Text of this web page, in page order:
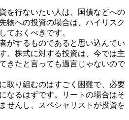
を行ないたい人は、国債などへの
物への投資の場合は、ハイリスク
ておくべきです。
がするものであると思い込んでい
。株式に対する投資は、今では主
きたと言っても過言じゃないので
取り組むのはすごく困難で、必要
なるはずです。リートの場合はそ
せんし、スペシャリストが投資を